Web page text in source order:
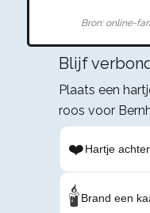
Bron: online-
Blijf
Plaats een
roos voor
❤️Hartje
🕯️Brand een